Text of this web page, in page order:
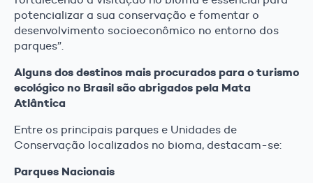
potencializar a sua conservação e fomentar o
desenvolvimento socioeconômico no entorno dos
parques”.
Alguns dos destinos mais procurados para o turismo
ecológico no Brasil são abrigados pela Mata
Atlântica
Entre os principais parques e Unidades de
Conservação localizados no bioma, destacam-se:
Parques Nacionais